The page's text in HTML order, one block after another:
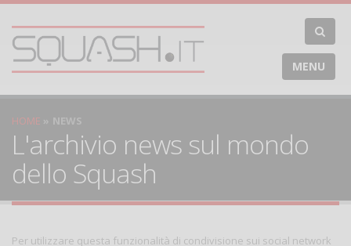
MENU
HOME NEWS
L'archivio news sul mondo
dello Squash
Per utilizzare questa funzionalità di condivisione sui social network